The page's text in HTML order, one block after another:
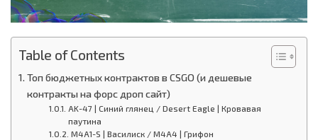
Table of Contents
Топ бюджетных контрактов в CSGO (и дешевые
контракты на форс дроп сайт)
AK-47 | Синий глянец / Desert Eagle | Кровавая
паутина
M4A1-S | Василиск / M4A4 | Грифон